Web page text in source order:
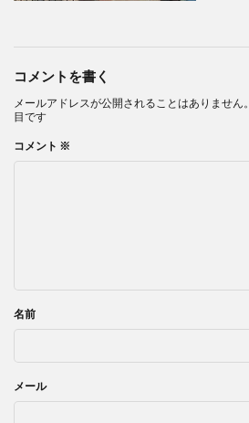
コメントを書く
メールアドレスが公開されることはありません。
目です
コメント ※
名前
メール